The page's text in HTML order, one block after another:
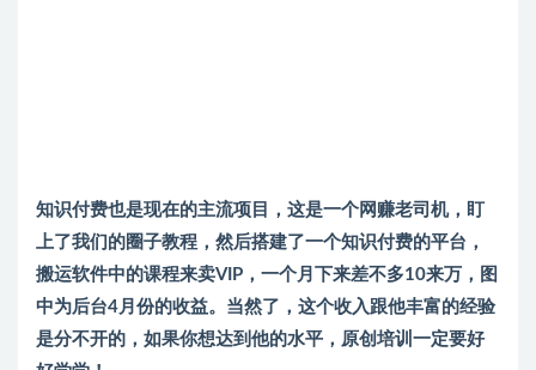
知识付费也是现在的主流项目，这是一个网赚老司机，盯
上了我们的圈子教程，然后搭建了一个知识付费的平台，
搬运软件中的课程来卖VIP，一个月下来差不多10来万，图
中为后台4月份的收益。当然了，这个收入跟他丰富的经验
是分不开的，如果你想达到他的水平，原创培训一定要好